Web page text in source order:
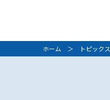
ホーム ＞ トピックス